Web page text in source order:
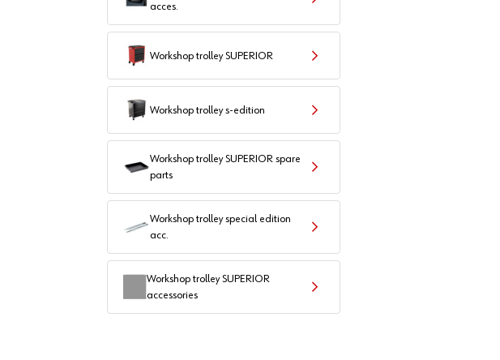
acces.
Workshop trolley SUPERIOR
Workshop trolley s-edition
Workshop trolley SUPERIOR spare
parts
Workshop trolley special edition
acc.
Workshop trolley SUPERIOR
accessories